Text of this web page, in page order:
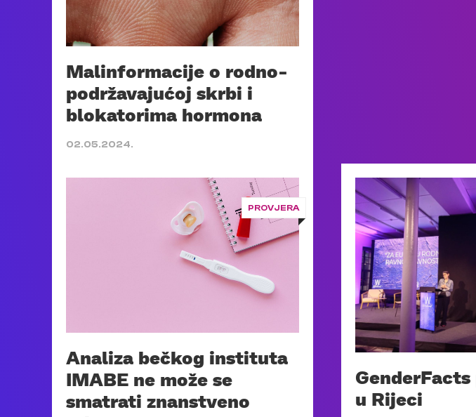
Malinformacije o rodno-
podržavajućoj skrbi i
blokatorima hormona
02.05.2024.
PROVJERA
Analiza bečkog instituta
IMABE ne može se
smatrati znanstveno
u Rijeci